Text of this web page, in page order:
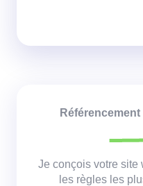
Je conçois votre site
les règles les